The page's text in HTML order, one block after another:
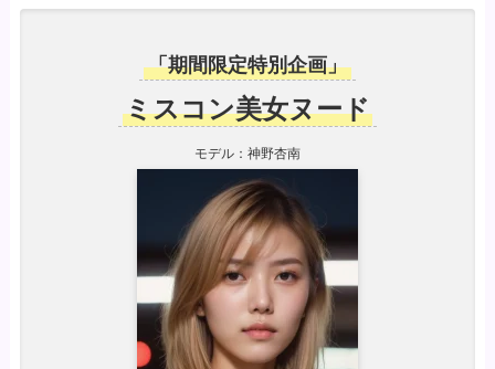
「期間限定特別企画」
ミスコン美女ヌード
モデル：神野杏南